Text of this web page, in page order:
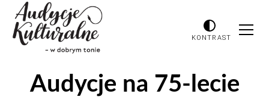
KONTRAST
Audycje na 75-lecie